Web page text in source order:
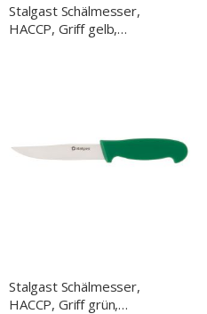
Stalgast Schälmesser,
HACCP, Griff gelb,
Stalgast Schälmesser,
HACCP, Griff grün,